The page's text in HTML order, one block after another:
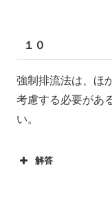
１０
強制排流法は、ほ
考慮する必要があ
い。
解答